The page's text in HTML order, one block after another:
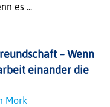
es ...
– Wenn
einander die
Mork